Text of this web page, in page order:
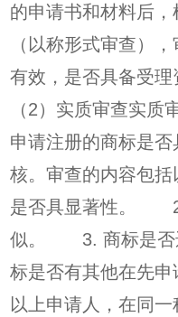
的申请书和材料后
（以称形式审查）
有效，是否具备受理
（2）实质审查实质
申请注册的商标是
核。审查的内容包
是否具显著性。
似。 3. 商标是
标是否有其他在先
以上申请人，在同